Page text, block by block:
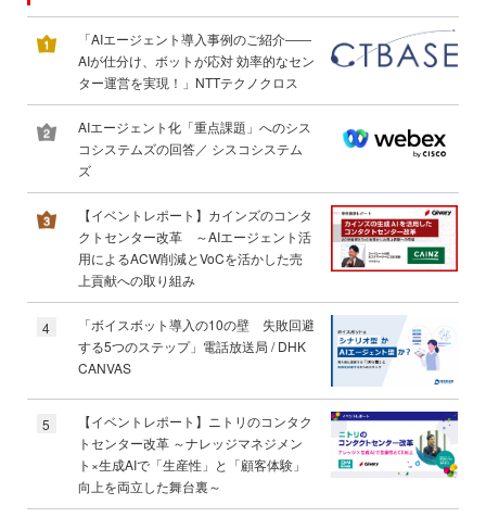
「AIエージェント導入事例のご紹介――
AIが仕分け、ボットが応対 効率的なセン
ター運営を実現！」NTTテクノクロス
AIエージェント化「重点課題」へのシス
コシステムズの回答／ シスコシステム
ズ
【イベントレポート】カインズのコンタ
クトセンター改革 ～AIエージェント活
用によるACW削減とVoCを活かした売
上貢献への取り組み
4
「ボイスボット導入の10の壁 失敗回避
する5つのステップ」電話放送局 / DHK
CANVAS
5
【イベントレポート】ニトリのコンタク
トセンター改革 ～ナレッジマネジメン
ト×生成AIで「生産性」と「顧客体験」
向上を両立した舞台裏～